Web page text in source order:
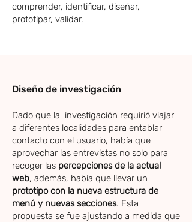
comprender, identificar, diseñar,
prototipar, validar.
Diseño de investigación
​​Dado que la investigación requirió viajar
a diferentes localidades para entablar
contacto con el usuario, había que
aprovechar las entrevistas no solo para
recoger las percepciones de la actual
web, además, había que llevar un
prototipo con la nueva estructura de
menú y nuevas secciones. Esta
propuesta se fue ajustando a medida que